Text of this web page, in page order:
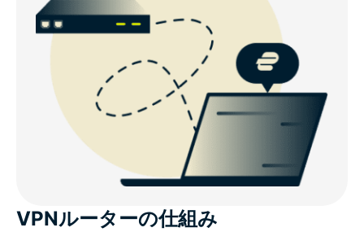
VPNルーターの仕組み